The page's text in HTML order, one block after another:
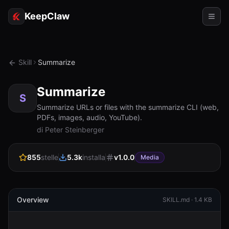
KeepClaw
Accesso token
Casi d'uso
Prezzi
RISORSE
Documentazione
Skill Summarize
S Summarize
Summarize URLs or files with the summarize CLI (web,
PDFs, images, audio, YouTube).
di Peter Steinberger
855stelle 5.3kinstalla v1.0.0 Media
Overview SKILL.md · 1.4 KB